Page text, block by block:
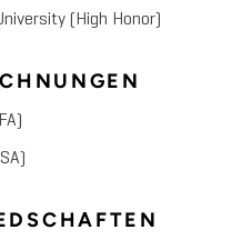
(High Honor)